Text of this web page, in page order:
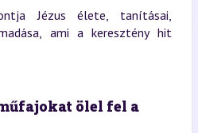
Jézus élete, tanításai,
ami a keresztény hit
ölel fel a